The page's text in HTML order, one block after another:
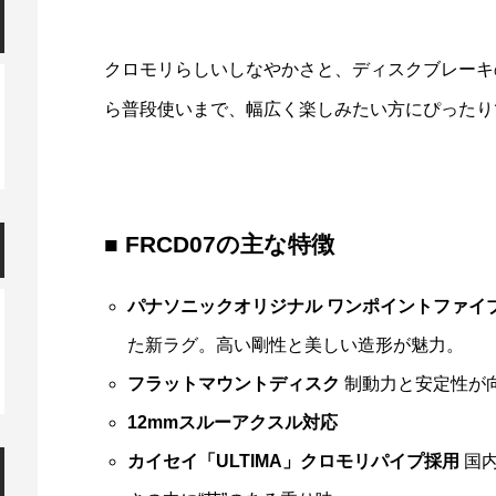
クロモリらしいしなやかさと、ディスクブレー
ら普段使いまで、幅広く楽しみたい方にぴった
■ FRCD07の主な特徴
パナソニックオリジナル ワンポイントファイ
た新ラグ。高い剛性と美しい造形が魅力。
フラットマウントディスク 制動力と安定性が
12mmスルーアクスル対応
カイセイ「ULTIMA」クロモリパイプ採用 国